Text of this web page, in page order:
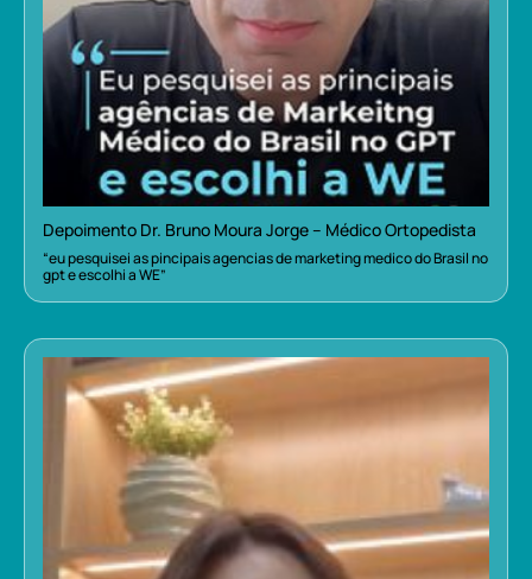
Depoimento Dr. Bruno Moura Jorge – Médico Ortopedista
“eu pesquisei as pincipais agencias de marketing medico do Brasil no
gpt e escolhi a WE”